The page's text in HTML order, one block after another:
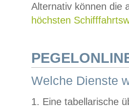
Alternativ können die
höchsten
Welche Dienste
1. Eine tabellarische